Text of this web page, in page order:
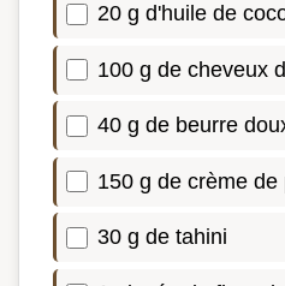
20 g d'huile de
100 g de cheveux
40 g de beurre
150 g de crème
30 g de tahini